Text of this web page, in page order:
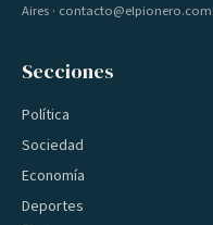
Aires ·
Secciones
Política
Sociedad
Economía
Deportes